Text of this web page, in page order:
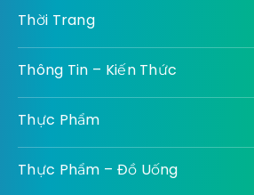
Thời Trang
Thông Tin – Kiến Thức
Thực Phẩm
Thực Phẩm – Đồ Uống